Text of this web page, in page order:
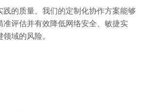
践的质量。我们的定制化协作方案能够
准评估并有效降低网络安全、敏捷实
域的风险。